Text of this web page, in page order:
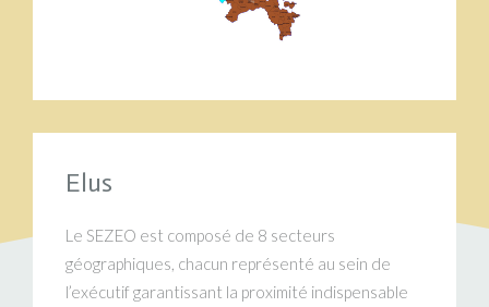
Elus
Le SEZEO est composé de 8 secteurs
géographiques, chacun représenté au sein de
l’exécutif garantissant la proximité indispensable